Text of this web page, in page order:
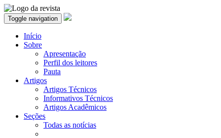
Toggle navigation
Início
Sobre
Apresentação
Perfil dos leitores
Pauta
Artigos
Artigos Técnicos
Informativos Técnicos
Artigos Acadêmicos
Seções
Todas as notícias